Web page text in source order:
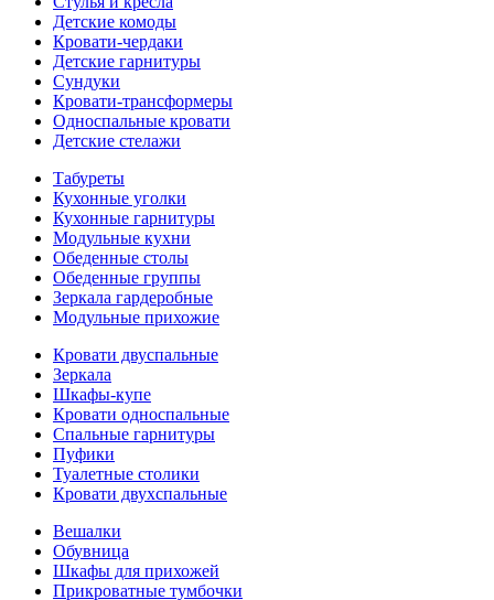
Детские комоды
Кровати-чердаки
Детские гарнитуры
Сундуки
Кровати-трансформеры
Односпальные кровати
Детские стелажи
Табуреты
Кухонные уголки
Кухонные гарнитуры
Модульные кухни
Обеденные столы
Обеденные группы
Зеркала гардеробные
Модульные прихожие
Кровати двуспальные
Зеркала
Шкафы-купе
Кровати односпальные
Спальные гарнитуры
Пуфики
Туалетные столики
Кровати двухспальные
Вешалки
Обувница
Шкафы для прихожей
Прикроватные тумбочки